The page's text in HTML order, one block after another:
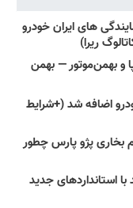
های ایران خودرو
ریرا)
و بهمن‌موتور — بهمن
اضافه شد (+شرایط
بخاری پژو پارس چطور
با استانداردهای جدید